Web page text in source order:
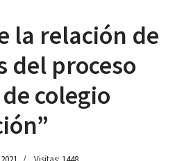
la relación de
del proceso
colegio